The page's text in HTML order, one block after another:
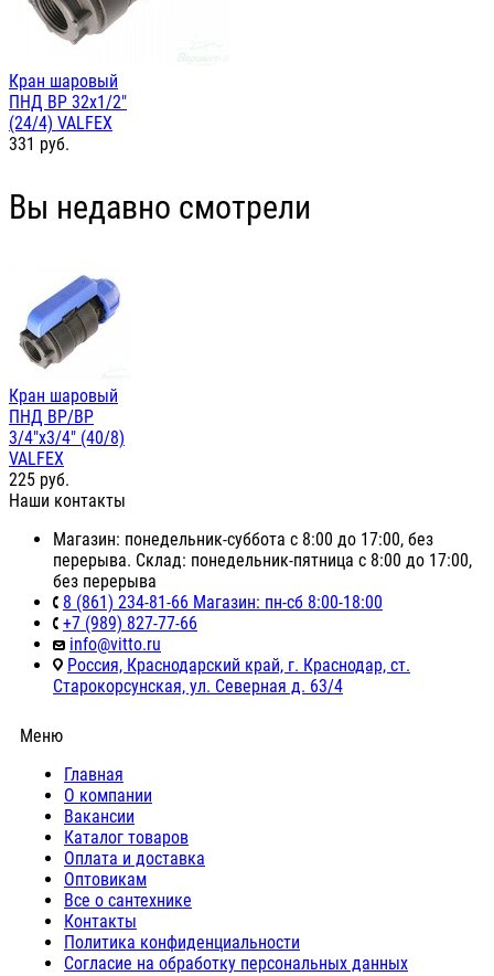
Кран шаровый
ПНД ВР 32х1/2"
(24/4) VALFEX
331 руб.
Вы недавно смотрели
Кран шаровый
ПНД ВР/ВР
3/4"х3/4" (40/8)
VALFEX
225 руб.
Наши контакты
Магазин: понедельник-суббота с 8:00 до 17:00, без
перерыва. Склад: понедельник-пятница с 8:00 до 17:00,
без перерыва
8 (861) 234-81-66 Магазин: пн-сб 8:00-18:00
+7 (989) 827-77-66
info@vitto.ru
Россия, Краснодарский край, г. Краснодар, ст.
Старокорсунская, ул. Северная д. 63/4
Меню
Главная
О компании
Вакансии
Каталог товаров
Оплата и доставка
Оптовикам
Все о сантехнике
Контакты
Политика конфиденциальности
Согласие на обработку персональных данных